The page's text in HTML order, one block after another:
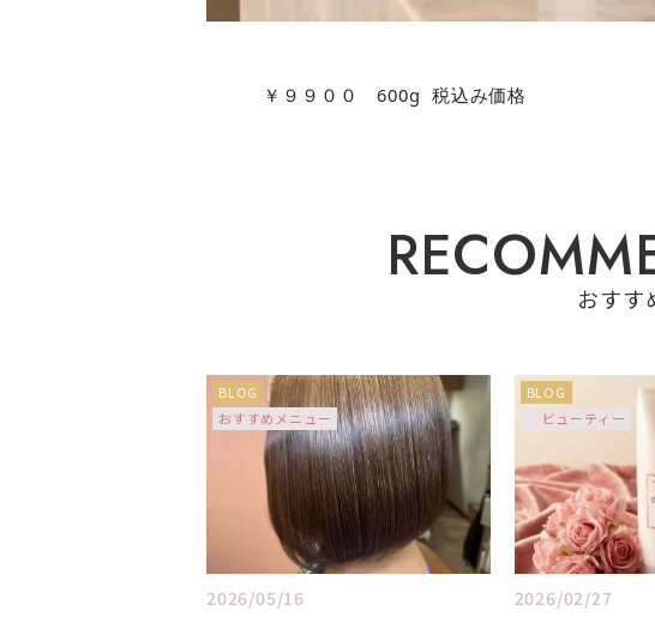
￥９９００600g 税込み価格
RECOMM
おすす
BLOG
おすすめメニュー
2026/05/16
BLOG
ビューティー
2026/02/27